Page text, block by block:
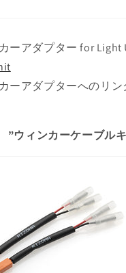
ーアダプター for Light
ーアダプターへのリン
”ウィンカーケーブル